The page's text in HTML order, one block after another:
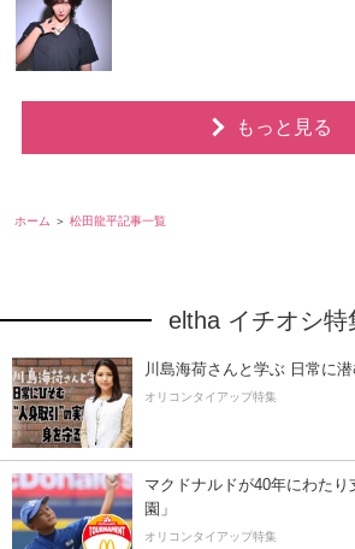
もっと見る
ホーム 松田龍平記事一覧
eltha イチオシ特
川島海荷さんと学ぶ 日常に
オリコンタイアップ特集
マクドナルドが40年にわた
園」
オリコンタイアップ特集